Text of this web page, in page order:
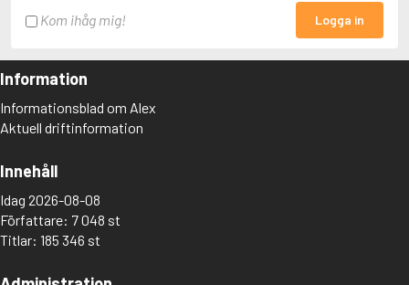
Kom ihåg mig! Logga in
Information
Informationsblad om Alex
Aktuell driftinformation
Innehåll
Idag 2026-08-08
Författare: 7 048 st
Titlar: 185 346 st